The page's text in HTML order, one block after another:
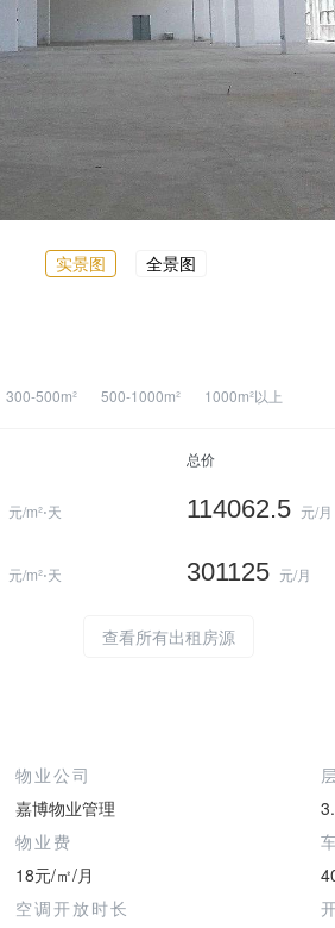
实景图 全景图
300-500m² 500-1000m² 1000m²以上
总价
元/m²⋅天 114062.5 元/月
元/m²⋅天 301125 元/月
查看所有出租房源
物业公司
嘉博物业管理
物业费
18元/㎡/月
空调开放时长